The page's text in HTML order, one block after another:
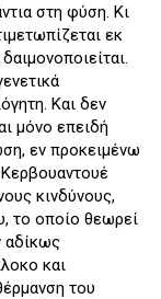
στη φύση. Κι
εκ
Και δεν
μόνο επειδή
εν προκειμένω
κινδύνους,
το οποίο θεωρεί
αδίκως
και
του